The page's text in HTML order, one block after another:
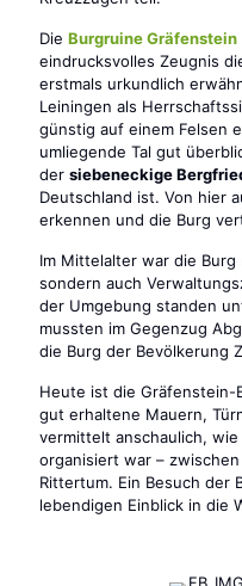
Die Burgruine Gräfenstein
eindrucksvolles Zeugnis
erstmals urkundlich
Leiningen als
günstig auf einem Felsen
umliegende Tal gut
der siebeneckige
Deutschland ist. Von hier
erkennen und die Burg
Im Mittelalter war die
sondern auch
der Umgebung standen
mussten im Gegenzug
die Burg der Bevölkerung
Heute ist die Gräfenstein-
gut erhaltene Mauern,
vermittelt anschaulich,
organisiert war –
Rittertum. Ein Besuch der
lebendigen Einblick in die